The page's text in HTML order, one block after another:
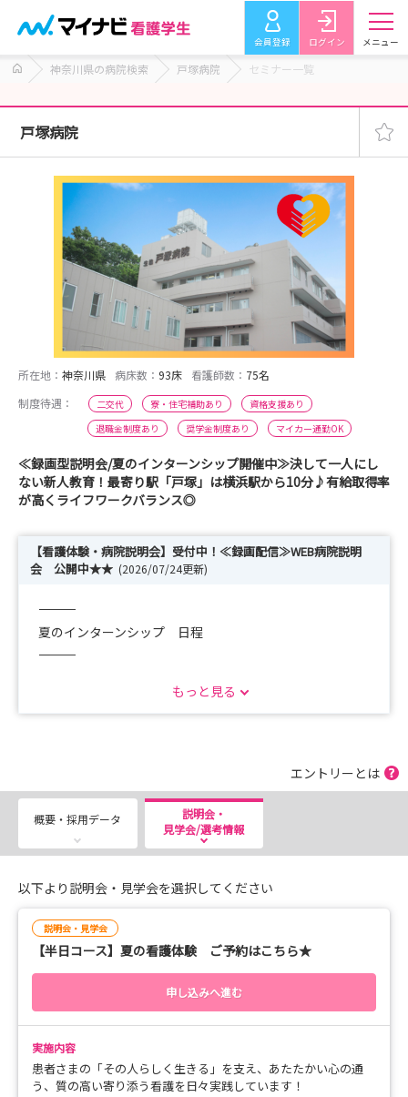
会員登録 ログイン メニュー
神奈川県の病院検索 戸塚病院 セミナー一覧
戸塚病院
所在地： 神奈川県 病床数： 93床 看護師数： 75名
制度待遇：
二交代 寮・住宅補助あり
資格支援あり
退職金制度あり
奨学金制度あり マイカー通勤OK
≪録画型説明会/夏のインターンシップ開催中≫決して一人にし
ない新人教育！最寄り駅「戸塚」は横浜駅から10分♪有給取得率
が高くライフワークバランス◎
【看護体験・病院説明会】受付中！≪録画配信≫WEB病院説明
会 公開中★★ (2026/07/24更新)
――――――――――
夏のインターンシップ 日程
――――――――――
13：00 ※各回2名定員
▼タイムスケジュール▼
8：30 集合
8：50 病棟体験
申し送りから食事配膳まで
12：00 病院説明・質疑応答
13：00 終了
また日程の都合が合わない方は、参加希望の日時リクエス
トができますので、
お気軽にご相談ください！
【決して一人にしない新人職員】
一人ひとりに寄り添う、少人数・伴走型の教育体制を整え
ています。
もっと見る
エントリーとは
概要・採用データ
説明会・
見学会/選考情報
以下より説明会・見学会を選択してください
説明会・見学会
【半日コース】夏の看護体験 ご予約はこちら★
申し込みへ進む
実施内容
患者さまの「その人らしく生きる」を支え、あたたかい心の通
う、質の高い寄り添う看護を日々実践しています！